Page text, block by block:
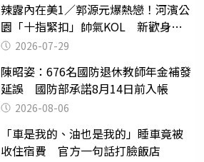
辣露內在美1／郭源元爆熱戀！河濱公
園「十指緊扣」帥氣KOL 新歡身份
曝光2026-07-29
陳昭姿：676名國防退休教師年金補發
延誤 國防部承諾8月14日前入帳
2026-08-06
「車是我的、油也是我的」睡車竟被
收住宿費 官方一句話打臉飯店